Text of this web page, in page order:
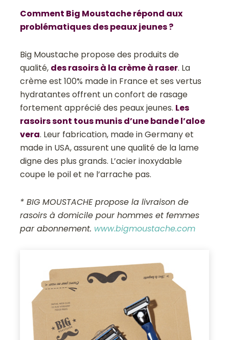
Comment Big Moustache répond aux
problématiques des peaux jeunes ?
Big Moustache propose des produits de
qualité, des rasoirs à la crème à raser. La
crème est 100% made in France et ses vertus
hydratantes offrent un confort de rasage
fortement apprécié des peaux jeunes. Les
rasoirs sont tous munis d’une bande l’aloe
vera. Leur fabrication, made in Germany et
made in USA, assurent une qualité de la lame
digne des plus grands. L’acier inoxydable
coupe le poil et ne l’arrache pas.
* BIG MOUSTACHE propose la livraison de
rasoirs à domicile pour hommes et femmes
par abonnement. www.bigmoustache.com